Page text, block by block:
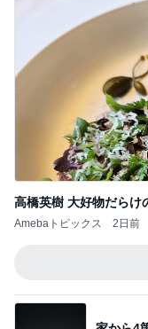
高橋英樹 大好物だらけ
Amebaトピックス 2日前